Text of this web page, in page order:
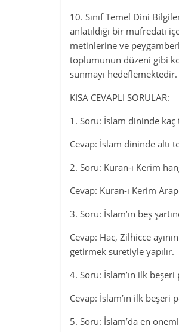
10. Sınıf Temel Dini
anlatıldığı bir müfredatı
metinlerine ve
toplumunun düzeni gibi
sunmayı hedeflemektedir.
KISA CEVAPLI SORULAR:
1. Soru: İslam dininde kaç
Cevap: İslam dininde altı
2. Soru: Kuran-ı Kerim
Cevap: Kuran-ı Kerim
3. Soru: İslam’ın beş
Cevap: Hac, Zilhicce
getirmek suretiyle yapılır.
4. Soru: İslam’ın ilk
Cevap: İslam’ın ilk beşeri
5. Soru: İslam’da en